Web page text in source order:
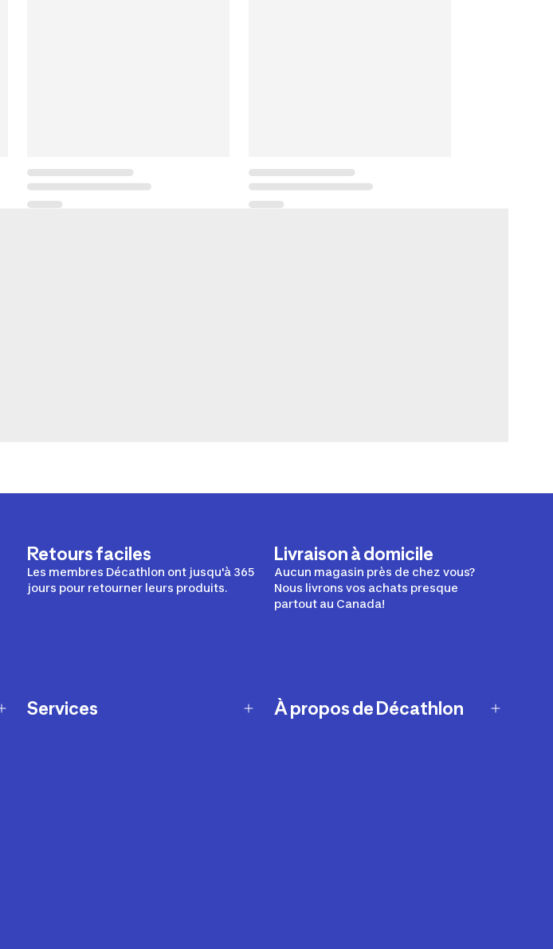
Retours faciles
Les membres Décathlon ont jusqu'à 365
jours pour retourner leurs produits.
Livraison à domicile
Aucun magasin près de chez vous?
Nous livrons vos achats presque
partout au Canada!
Services À propos de Décathlon